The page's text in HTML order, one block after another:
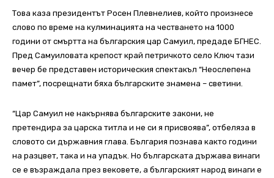
Това каза президентът Росен Плевнелиев, който произнесе
слово по време на кулминацията на честването на 1000
години от смъртта на българския цар Самуил, предаде БГНЕС.
Пред Самуиловата крепост край петричкото село Ключ тази
вечер бе представен историческия спектакъл “Неослепена
памет”, посрещнати бяха българските знамена – светини.
“Цар Самуил не накърнява българските закони, не
претендира за царска титла и не си я присвоява”, отбеляза в
словото си държавния глава. България познава както години
на разцвет, така и на упадък. Но българската държава винаги
се е възраждала през вековете, а българският народ винаги е